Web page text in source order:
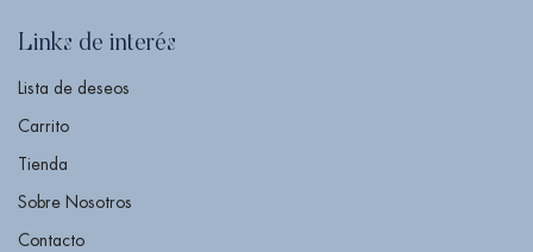
Links de interés
Lista de deseos
Carrito
Tienda
Sobre Nosotros
Contacto